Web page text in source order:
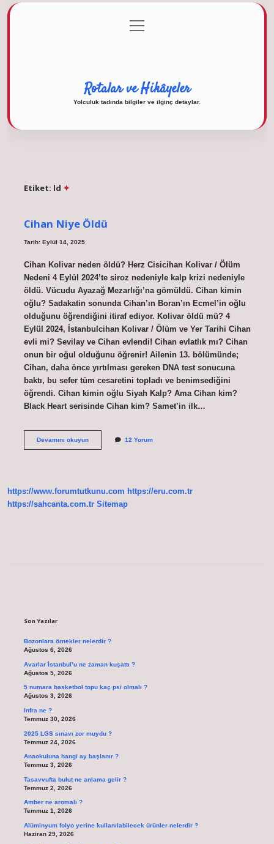
Gizlilik Politikası
menüyü
aç
Rotalar ve Hikâyeler
Yolculuk tadında bilgiler ve ilginç detaylar.
Etiket: ld
Cihan Niye Öldü
Tarih: Eylül 14, 2025
Cihan Kolivar neden öldü? Herz Cisicihan Kolivar / Ölüm
Nedeni 4 Eylül 2024’te siroz nedeniyle kalp krizi nedeniyle
öldü. Vücudu Ayazağ Mezarlığı’na gömüldü. Cihan kimin
oğlu? Sadakatin sonunda Cihan’ın Boran’ın Ecmel’in oğlu
olduğunu öğrendiğini itiraf ediyor. Kolivar öldü mü? 4
Eylül 2024, İstanbulcihan Kolivar / Ölüm ve Yer Tarihi Cihan
evli mi? Sevilay ve Cihan evlendi! Cihan evlatlık mı? Cihan
onun bir oğul olduğunu öğrenir! Ailenin 13. bölümünde;
Cihan, daha önce yırtılması gereken DNA test sonucuna
baktı, bu sefer tüm cesaretini topladı ve benimsediğini
öğrendi. Cihan kimin oğlu Siyah Kalp? Ama Cihan kim?
Black Heart serisinde Cihan kim? Samet’in ilk…
Devamını okuyunCihan
12 Yorum
https://www.forumtutkunu.com https://eru.com.tr
https://sahcanta.com.tr Sitemap
Son Yazılar
Bozonlara örnekler nelerdir ?
Ağustos 6, 2026
Avarlar İstanbul’u ne zaman kuşattı ?
Ağustos 5, 2026
5 numara basketbol topu kaç psi olmalı ?
Ağustos 3, 2026
Infra ne ?
Temmuz 30, 2026
2025 LGS sınavı zor muydu ?
Temmuz 24, 2026
Anaokuluna hangi ay başlanır ?
Temmuz 3, 2026
Tasavvufta bulut ne anlama gelir ?
Temmuz 2, 2026
Amber ne aromalı ?
Temmuz 1, 2026
Alüminyum folyo yerine kullanılabilecek ürünler nelerdir ?
Haziran 29, 2026